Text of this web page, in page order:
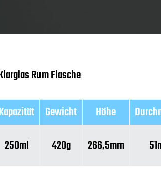
Rum Flasche
Gewicht Höhe
250ml 420g 266,5mm